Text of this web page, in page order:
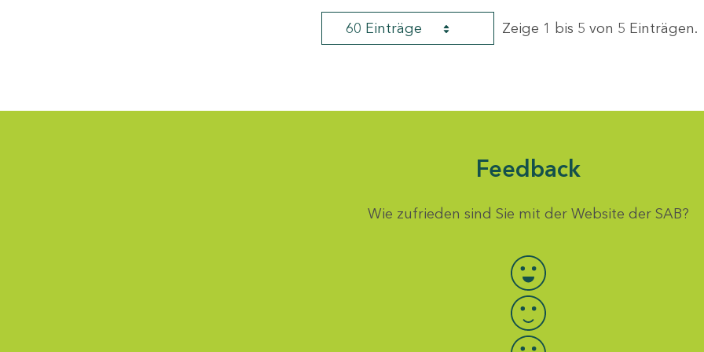
60 Einträge Zeige 1 bis 5 von 5 Einträgen.
Feedback
Wie zufrieden sind Sie mit der Website der SAB?
Bewertung auswählen